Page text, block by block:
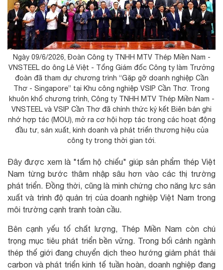
Ngày 09/6/2026, Đoàn Công ty TNHH MTV Thép Miền Nam -
VNSTEEL do ông Lê Việt - Tổng Giám đốc Công ty làm Trưởng
đoàn đã tham dự chương trình “Gặp gỡ doanh nghiệp Cần
Thơ - Singapore” tại Khu công nghiệp VSIP Cần Thơ. Trong
khuôn khổ chương trình, Công ty TNHH MTV Thép Miền Nam -
VNSTEEL và VSIP Cần Thơ đã chính thức ký kết Biên bản ghi
nhớ hợp tác (MOU), mở ra cơ hội hợp tác trong các hoạt động
đầu tư, sản xuất, kinh doanh và phát triển thương hiệu của
công ty trong thời gian tới.
Đây được xem là "tấm hộ chiếu" giúp sản phẩm thép Việt
Nam từng bước thâm nhập sâu hơn vào các thị trường
phát triển. Đồng thời, cũng là minh chứng cho năng lực sản
xuất và trình độ quản trị của doanh nghiệp Việt Nam trong
môi trường cạnh tranh toàn cầu.
Bên cạnh yếu tố chất lượng, Thép Miền Nam còn chú
trọng mục tiêu phát triển bền vững. Trong bối cảnh ngành
thép thế giới đang chuyển dịch theo hướng giảm phát thải
carbon và phát triển kinh tế tuần hoàn, doanh nghiệp đang